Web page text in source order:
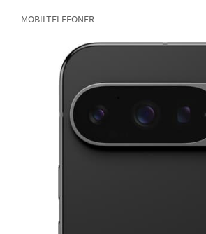
MOBILTELEFONER